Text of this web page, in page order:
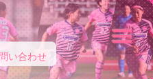
い合わせ